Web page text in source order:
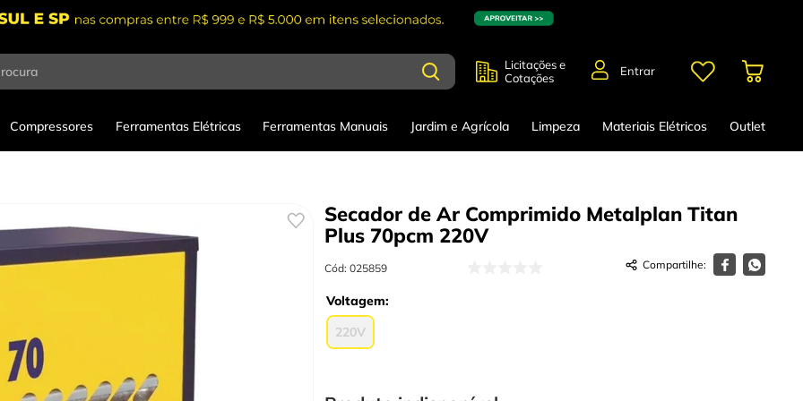
Licitações e
Cotações
Entrar
Compressores Ferramentas Elétricas Ferramentas Manuais Jardim e Agrícola Limpeza Materiais Elétricos Outlet
Secador de Ar Comprimido Metalplan Titan
Plus 70pcm 220V
Cód: 025859
Voltagem
220V